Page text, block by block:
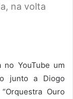
na volta
YouTube um
junto a Diogo
Ouro